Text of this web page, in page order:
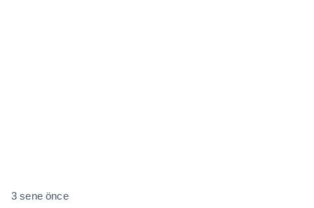
3 sene önce